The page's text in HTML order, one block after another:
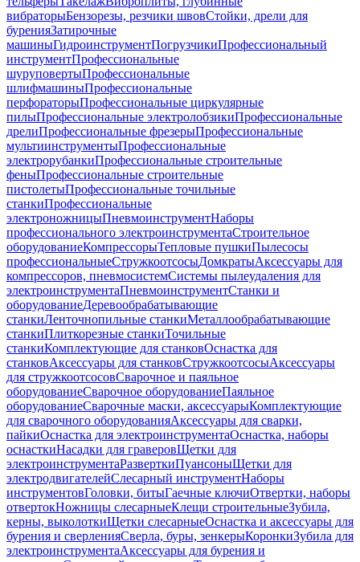
вибраторыБензорезы, резчики швовСтойки, дрели для
буренияЗатирочные
машиныГидроинструментПогрузчикиПрофессиональный
инструментПрофессиональные
шуруповертыПрофессиональные
шлифмашиныПрофессиональные
перфораторыПрофессиональные циркулярные
пилыПрофессиональные электролобзикиПрофессиональные
дрелиПрофессиональные фрезерыПрофессиональные
мультиинструментыПрофессиональные
электрорубанкиПрофессиональные строительные
феныПрофессиональные строительные
пистолетыПрофессиональные точильные
станкиПрофессиональные
электроножницыПневмоинструментНаборы
профессионального электроинструментаСтроительное
оборудованиеКомпрессорыТепловые пушкиПылесосы
профессиональныеСтружкоотсосыДомкратыАксессуары для
компрессоров, пневмосистемСистемы пылеудаления для
электроинструментаПневмоинструментСтанки и
оборудованиеДеревообрабатывающие
станкиЛенточнопильные станкиМеталлообрабатывающие
станкиПлиткорезные станкиТочильные
станкиКомплектующие для станковОснастка для
станковАксессуары для станковСтружкоотсосыАксессуары
для стружкоотсосовСварочное и паяльное
оборудованиеСварочное оборудованиеПаяльное
оборудованиеСварочные маски, аксессуарыКомплектующие
для сварочного оборудованияАксессуары для сварки,
пайкиОснастка для электроинструментаОснастка, наборы
оснасткиНасадки для граверовЩетки для
электроинструментаРазверткиПуансоныЩетки для
электродвигателейСлесарный инструментНаборы
инструментовГоловки, битыГаечные ключиОтвертки, наборы
отвертокНожницы слесарныеКлещи строительныеЗубила,
керны, выколоткиЩетки слесарныеОснастка и аксессуары для
бурения и сверленияСверла, буры, зенкерыКоронкиЗубила для
электроинструментаАксессуары для бурения и